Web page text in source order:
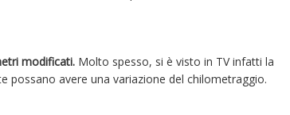
modificati. Molto spesso, si è visto in TV infatti la
possano avere una variazione del chilometraggio.